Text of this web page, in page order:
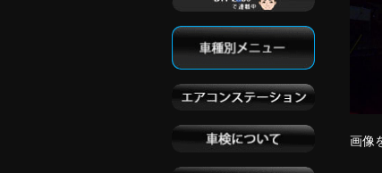
画像